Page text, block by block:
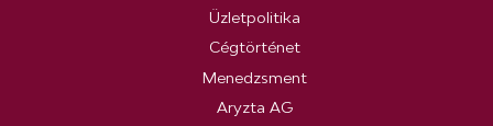
Üzletpolitika
Cégtörténet
Menedzsment
Aryzta AG